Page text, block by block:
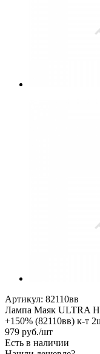
Артикул: 82110вв
Лампа Маяк ULTRA
+150% (82110вв) к-т
979 руб./шт
Есть в наличии